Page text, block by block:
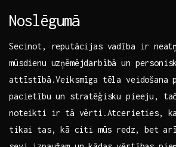
Noslēgumā
Secinot, reputācijas vadība ir
mūsdienu uzņēmējdarbībā un​
attīstībā.Veiksmīga ​tēla veidošana
pacietību un stratēģisku pieeju,
noteikti ir tā vērti.Atcerieties,
tikai tas, ⁤kā citi mūs ⁤redz, bet arī